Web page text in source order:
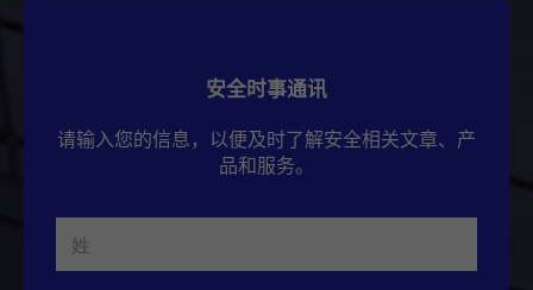
安全时事通讯
请输入您的信息，以便及时了解安全相关文章、产
品和服务。